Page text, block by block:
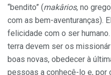
“bendito” (makârios, no
com as bem-aventuranças).
felicidade com o ser
terra devem ser os
boas novas, obedecer à
pessoas a conhecê-lo e, por